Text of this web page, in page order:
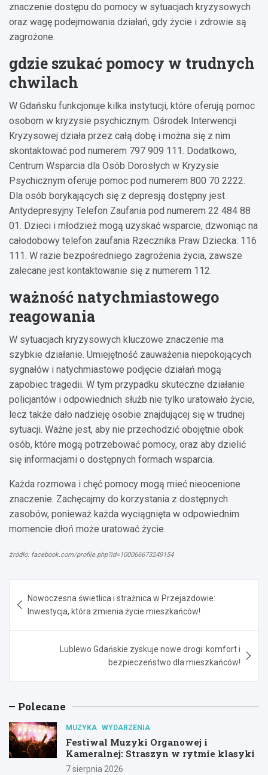
znaczenie dostępu do pomocy w sytuacjach kryzysowych
oraz wagę podejmowania działań, gdy życie i zdrowie są
zagrożone.
gdzie szukać pomocy w trudnych
chwilach
W Gdańsku funkcjonuje kilka instytucji, które oferują pomoc
osobom w kryzysie psychicznym. Ośrodek Interwencji
Kryzysowej działa przez całą dobę i można się z nim
skontaktować pod numerem 797 909 111. Dodatkowo,
Centrum Wsparcia dla Osób Dorosłych w Kryzysie
Psychicznym oferuje pomoc pod numerem 800 70 2222.
Dla osób borykających się z depresją dostępny jest
Antydepresyjny Telefon Zaufania pod numerem 22 484 88
01. Dzieci i młodzież mogą uzyskać wsparcie, dzwoniąc na
całodobowy telefon zaufania Rzecznika Praw Dziecka: 116
111. W razie bezpośredniego zagrożenia życia, zawsze
zalecane jest kontaktowanie się z numerem 112.
ważność natychmiastowego
reagowania
W sytuacjach kryzysowych kluczowe znaczenie ma
szybkie działanie. Umiejętność zauważenia niepokojących
sygnałów i natychmiastowe podjęcie działań mogą
zapobiec tragedii. W tym przypadku skuteczne działanie
policjantów i odpowiednich służb nie tylko uratowało życie,
lecz także dało nadzieję osobie znajdującej się w trudnej
sytuacji. Ważne jest, aby nie przechodzić obojętnie obok
osób, które mogą potrzebować pomocy, oraz aby dzielić
się informacjami o dostępnych formach wsparcia.
Każda rozmowa i chęć pomocy mogą mieć nieocenione
znaczenie. Zachęcajmy do korzystania z dostępnych
zasobów, ponieważ każda wyciągnięta w odpowiednim
momencie dłoń może uratować życie.
źródło: facebook.com/profile.php?id=100066673249154
wpisu
Nowoczesna świetlica i strażnica w Przejazdowie:
Inwestycja, która zmienia życie mieszkańców!
Lublewo Gdańskie zyskuje nowe drogi: komfort i
bezpieczeństwo dla mieszkańców!
Polecane
MUZYKA WYDARZENIA
Festiwal Muzyki Organowej i
Kameralnej: Straszyn w rytmie klasyki
7 sierpnia 2026